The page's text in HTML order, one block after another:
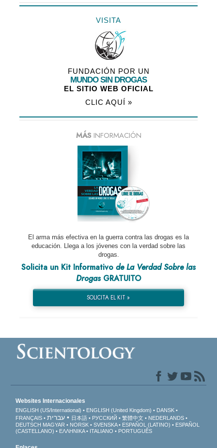
VISITA
FUNDACIÓN POR UN
MUNDO SIN DROGAS
EL SITIO WEB OFICIAL
CLIC AQUÍ »
MÁSINFORMACIÓN
El arma más efectiva en la guerra contra las drogas es la
educación. Llega a los jóvenes con la verdad sobre las
drogas.
Solicita un Kit Informativo de La Verdad Sobre las
DrogasGRATUITO
SOLICITA EL KIT »
Websites Internacionales
ENGLISH (US/International) ENGLISH (United Kingdom)
DANSK
FRANÇAIS
עברית 日本語 РУССКИЙ 繁體中文
NEDERLANDS
DEUTSCH MAGYAR NORSK SVENSKA ESPAÑOL (LATINO)
ESPAÑOL
(CASTELLANO)
ΕΛΛΗΝΙΚA ITALIANO PORTUGUÊS